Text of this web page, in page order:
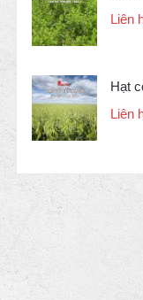
Liên
Hạt
Liên